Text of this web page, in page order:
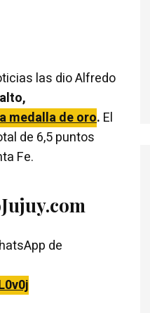
las dio Alfredo
medalla de oro. El
de 6,5 puntos
Fe.
de